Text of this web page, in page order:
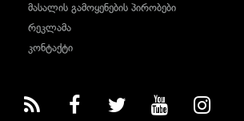
მასალის გამოყენების პირობები
რეკლამა
კონტაქტი